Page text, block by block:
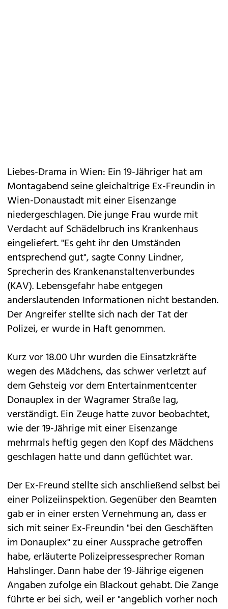
Liebes-Drama in Wien: Ein 19-Jähriger hat am
Montagabend seine gleichaltrige Ex-Freundin in
Wien-Donaustadt mit einer Eisenzange
niedergeschlagen. Die junge Frau wurde mit
Verdacht auf Schädelbruch ins Krankenhaus
eingeliefert. "Es geht ihr den Umständen
entsprechend gut", sagte Conny Lindner,
Sprecherin des Krankenanstaltenverbundes
(KAV). Lebensgefahr habe entgegen
anderslautenden Informationen nicht bestanden.
Der Angreifer stellte sich nach der Tat der
Polizei, er wurde in Haft genommen.
Kurz vor 18.00 Uhr wurden die Einsatzkräfte
wegen des Mädchens, das schwer verletzt auf
dem Gehsteig vor dem Entertainmentcenter
Donauplex in der Wagramer Straße lag,
verständigt. Ein Zeuge hatte zuvor beobachtet,
wie der 19-Jährige mit einer Eisenzange
mehrmals heftig gegen den Kopf des Mädchens
geschlagen hatte und dann geflüchtet war.
Der Ex-Freund stellte sich anschließend selbst bei
einer Polizeiinspektion. Gegenüber den Beamten
gab er in einer ersten Vernehmung an, dass er
sich mit seiner Ex-Freundin "bei den Geschäften
im Donauplex" zu einer Aussprache getroffen
habe, erläuterte Polizeipressesprecher Roman
Hahslinger. Dann habe der 19-Jährige eigenen
Angaben zufolge ein Blackout gehabt. Die Zange
führte er bei sich, weil er "angeblich vorher noch